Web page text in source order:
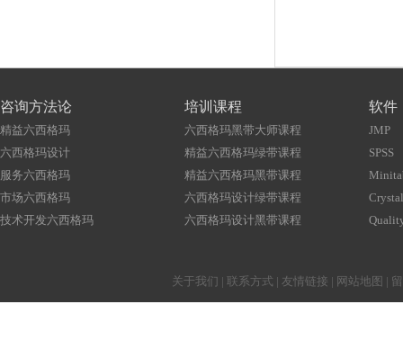
咨询方法论
精益六西格玛
六西格玛设计
服务六西格玛
市场六西格玛
技术开发六西格玛
培训课程
六西格玛黑带大师课程
精益六西格玛绿带课程
精益六西格玛黑带课程
六西格玛设计绿带课程
六西格玛设计黑带课程
软件
JMP
SPSS
关于我们 | 联系方式 | 友情链接 | 网站地图 |